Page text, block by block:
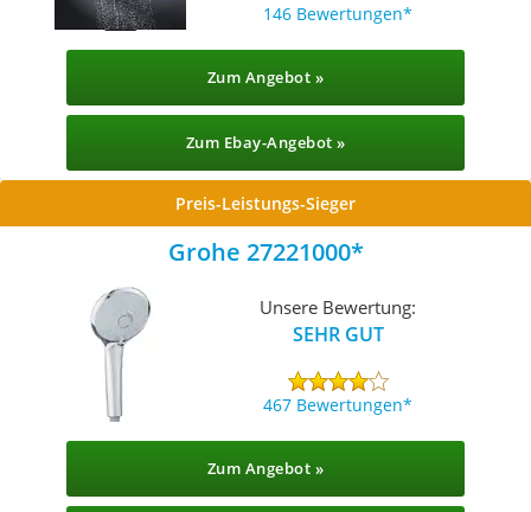
146 Bewertungen
Zum Angebot »
Zum Ebay-Angebot »
Preis-Leistungs-Sieger
Grohe 27221000
Unsere Bewertung:
SEHR GUT
467 Bewertungen
Zum Angebot »